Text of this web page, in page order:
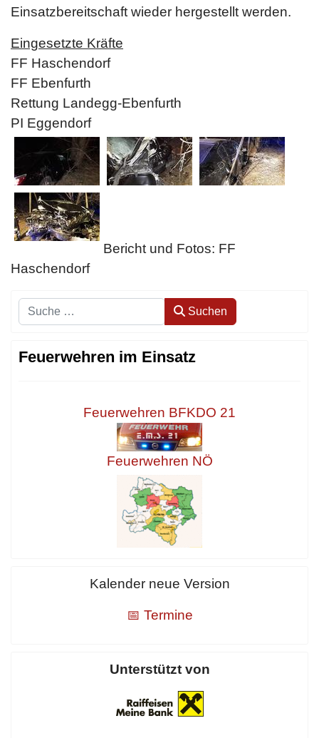
Einsatzbereitschaft wieder hergestellt werden.
Eingesetzte Kräfte
FF Haschendorf
FF Ebenfurth
Rettung Landegg-Ebenfurth
PI Eggendorf
Bericht und Fotos: FF
Haschendorf
Suchen Suchen
Feuerwehren im Einsatz
Feuerwehren BFKDO 21
Feuerwehren NÖ
Kalender neue Version
📅 Termine
Unterstützt von